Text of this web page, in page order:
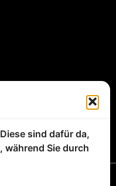
sind dafür da,
während Sie durch